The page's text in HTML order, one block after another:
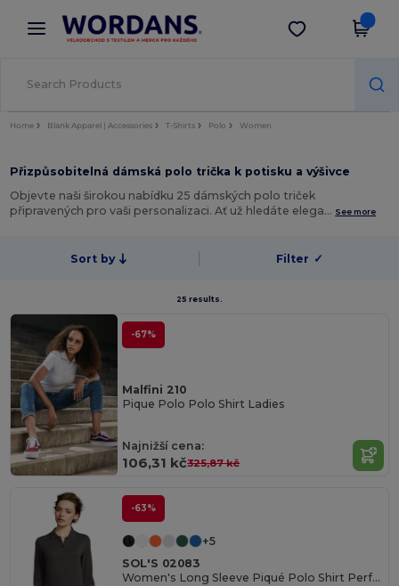
× Aplikace Wordans
Lepší ceny v aplikaci!
Stáhnout app
Home Blank Apparel | Accessories T-Shirts Polo Women
Přizpůsobitelná dámská polo trička k potisku a výšivce
Objevte naši širokou nabídku 25 dámských polo triček
připravených pro vaši personalizaci. Ať už hledáte elega… See more
Sort by Filter ✓
25 results.
-67%
Malfini 210
Pique Polo Polo Shirt Ladies
Najnižší cena:
106,31 kč325,87 kč
-63%
+5
SOL'S 02083
Women's Long Sleeve Piqué Polo Shirt Perfect Lsl